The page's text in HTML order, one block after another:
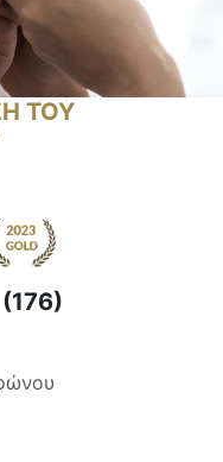
ΤΟΥ
(176)